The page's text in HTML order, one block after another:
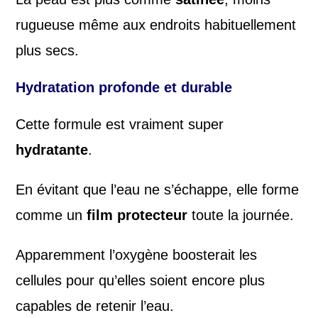
rugueuse même aux endroits habituellement
plus secs.
Hydratation profonde et durable
Cette formule est vraiment super
hydratante.
En évitant que l’eau ne s’échappe, elle forme
comme un film protecteur toute la journée.
Apparemment l’oxygène boosterait les
cellules pour qu’elles soient encore plus
capables de retenir l’eau.